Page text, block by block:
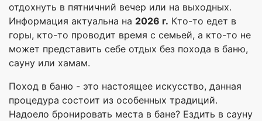
отдохнуть в пятничний вечер или на выходных.
Информация актуальна на 2026 г. Кто-то едет в
горы, кто-то проводит время с семьей, а кто-то не
может представить себе отдых без похода в баню,
сауну или хамам.
Поход в баню - это настоящее искусство, данная
процедура состоит из особенных традиций.
Надоело бронировать места в бане? Ездить в сауну